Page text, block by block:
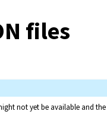
files
not yet be available and